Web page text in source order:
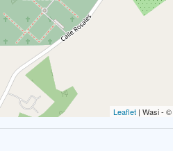
Leaflet | Wasi - ©